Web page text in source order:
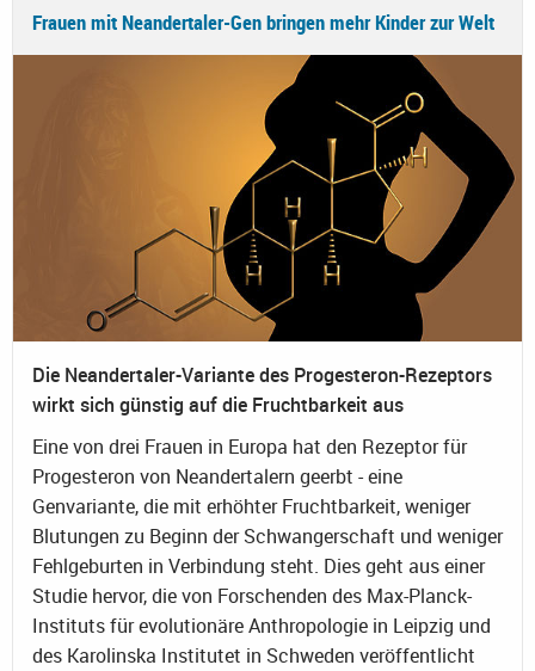
Frauen mit Neandertaler-Gen bringen mehr Kinder zur Welt
Die Neandertaler-Variante des Progesteron-Rezeptors
wirkt sich günstig auf die Fruchtbarkeit aus
Eine von drei Frauen in Europa hat den Rezeptor für
Progesteron von Neandertalern geerbt - eine
Genvariante, die mit erhöhter Fruchtbarkeit, weniger
Blutungen zu Beginn der Schwangerschaft und weniger
Fehlgeburten in Verbindung steht. Dies geht aus einer
Studie hervor, die von Forschenden des Max-Planck-
Instituts für evolutionäre Anthropologie in Leipzig und
des Karolinska Institutet in Schweden veröffentlicht